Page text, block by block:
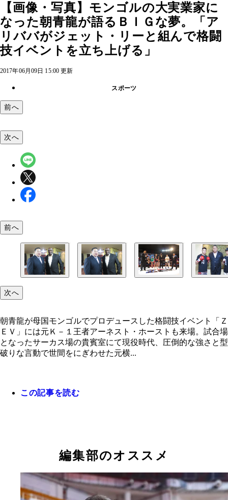
【画像・写真】モンゴルの大実業家に
なった朝青龍が語るＢＩＧな夢。「ア
リババがジェット・リーと組んで格闘
技イベントを立ち上げる」
2017年06月09日 15:00 更新
スポーツ
前へ
来場。試合場となったサーカス場の貴賓室にて
場となったサーカス場の貴賓室にて
ベント「Ｋ－ＩＮＧ」に出場した
次へ
前へ
次へ
朝青龍が母国モンゴルでプロデュースした格闘技イベント「Ｚ
ＥＶ」には元Ｋ－１王者アーネスト・ホーストも来場。試合場
となったサーカス場の貴賓室にて現役時代、圧倒的な強さと型
破りな言動で世間をにぎわせた元横...
この記事を読む
編集部のオススメ